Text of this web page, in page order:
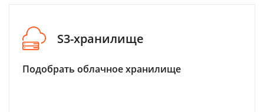
S3-хранилище
Подобрать облачное хранилище